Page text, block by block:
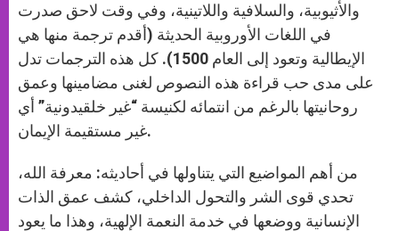
والأثيوبية، والسلافية واللاتينية، وفي وقت لاحق صدرت
في اللغات الأوروبية الحديثة (أقدم ترجمة منها هي
الإيطالية وتعود إلى العام 1500). كل هذه الترجمات تدل
على مدى حب قراءة هذه النصوص لغنى مضامينها وعمق
روحانيتها بالرغم من انتمائه لكنيسة “غير خلقيدونية” أي
غير مستقيمة الإيمان.
من أهم المواضيع التي يتناولها في أحاديثه: معرفة الله،
تحدي قوى الشر والتحول الداخلي، كشف عمق الذات
الإنسانية ووضعها في خدمة النعمة الإلهية، وهذا ما يعود